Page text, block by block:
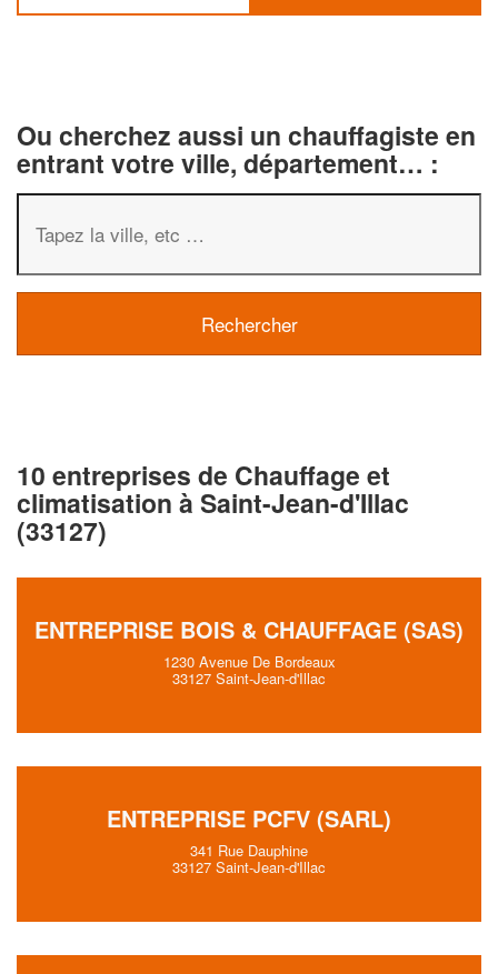
Ou cherchez aussi un chauffagiste en
entrant votre ville, département… :
10 entreprises de Chauffage et
climatisation à Saint-Jean-d'Illac
(33127)
ENTREPRISE BOIS & CHAUFFAGE (SAS)
1230 Avenue De Bordeaux
33127 Saint-Jean-d'Illac
ENTREPRISE PCFV (SARL)
341 Rue Dauphine
33127 Saint-Jean-d'Illac